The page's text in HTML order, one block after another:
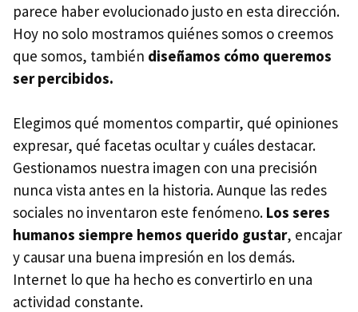
parece haber evolucionado justo en esta dirección.
Hoy no solo mostramos quiénes somos o creemos
que somos, también diseñamos cómo queremos
ser percibidos.
Elegimos qué momentos compartir, qué opiniones
expresar, qué facetas ocultar y cuáles destacar.
Gestionamos nuestra imagen con una precisión
nunca vista antes en la historia. Aunque las redes
sociales no inventaron este fenómeno. Los seres
humanos siempre hemos querido gustar, encajar
y causar una buena impresión en los demás.
Internet lo que ha hecho es convertirlo en una
actividad constante.